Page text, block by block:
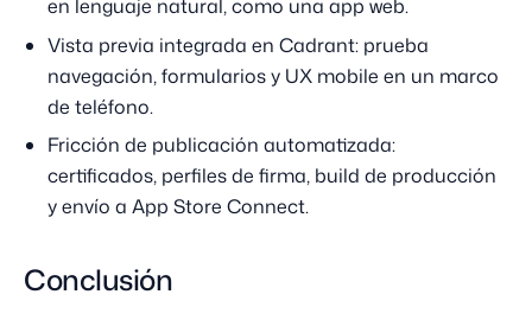
en lenguaje natural, como una app web.
Vista previa integrada en Cadrant: prueba
navegación, formularios y UX mobile en un marco
de teléfono.
Fricción de publicación automatizada:
certificados, perfiles de firma, build de producción
y envío a App Store Connect.
Conclusión